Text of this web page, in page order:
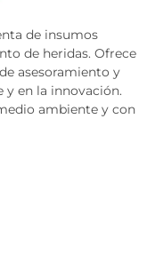
de insumos
de heridas. Ofrece
asesoramiento y
y en la innovación.
ambiente y con